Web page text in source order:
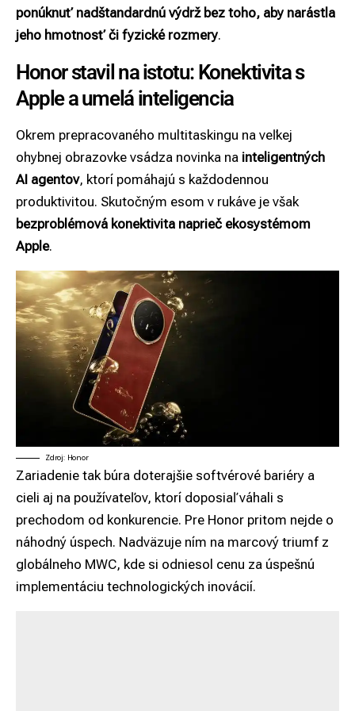
ponúknuť nadštandardnú výdrž bez toho, aby narástla
jeho hmotnosť či fyzické rozmery.
Honor stavil na istotu: Konektivita s
Apple a umelá inteligencia
Okrem prepracovaného multitaskingu na veľkej
ohybnej obrazovke vsádza novinka na inteligentných
AI agentov, ktorí pomáhajú s každodennou
produktivitou. Skutočným esom v rukáve je však
bezproblémová konektivita naprieč ekosystémom
Apple.
Zdroj: Honor
Zariadenie tak búra doterajšie softvérové bariéry a
cieli aj na používateľov, ktorí doposiaľ váhali s
prechodom od konkurencie. Pre Honor pritom nejde o
náhodný úspech. Nadväzuje ním na marcový triumf z
globálneho MWC, kde si odniesol cenu za úspešnú
implementáciu technologických inovácií.